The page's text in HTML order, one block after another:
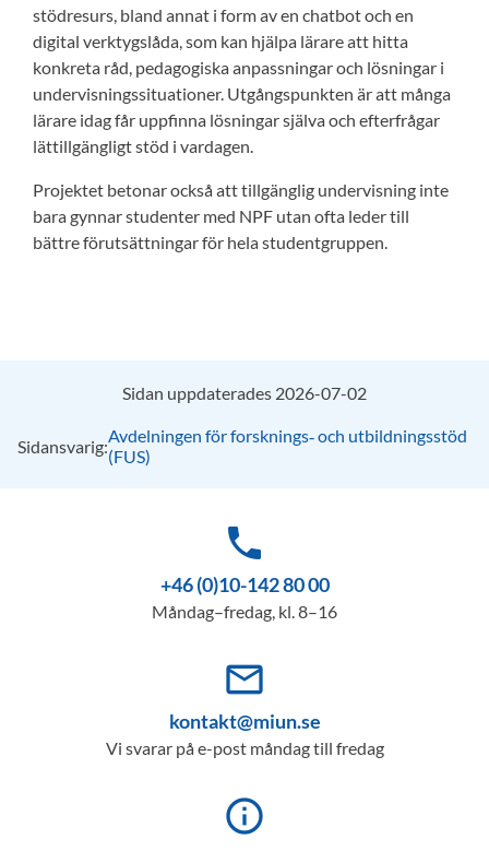
stödresurs, bland annat i form av en chatbot och en
digital verktygslåda, som kan hjälpa lärare att hitta
konkreta råd, pedagogiska anpassningar och lösningar i
undervisningssituationer. Utgångspunkten är att många
lärare idag får uppfinna lösningar själva och efterfrågar
lättillgängligt stöd i vardagen.
Projektet betonar också att tillgänglig undervisning inte
bara gynnar studenter med NPF utan ofta leder till
bättre förutsättningar för hela studentgruppen.
Sidan uppdaterades 2026-07-02
Sidansvarig:Avdelningen för forsknings‑ och utbildningsstöd
(FUS)
phone
+46 (0)10-142 80 00
Måndag–fredag, kl. 8–16
mail_outline
kontakt@miun.se
Vi svarar på e-post måndag till fredag
info_outline